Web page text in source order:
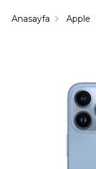
Anasayfa Apple